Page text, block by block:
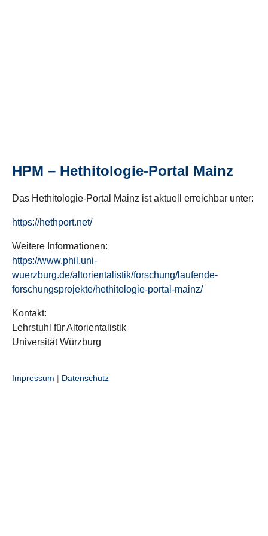
HPM – Hethitologie-Portal Mainz
Das Hethitologie-Portal Mainz ist aktuell erreichbar unter:
https://hethport.net/
Weitere Informationen:
https://www.phil.uni-
wuerzburg.de/altorientalistik/forschung/laufende-
forschungsprojekte/hethitologie-portal-mainz/
Kontakt:
Lehrstuhl für Altorientalistik
Universität Würzburg
Impressum | Datenschutz